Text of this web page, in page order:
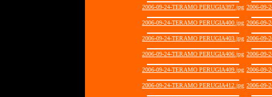
2006-09-24-TERAMO PERUGIA397.jpg 2006-09-
2006-09-24-TERAMO PERUGIA400.jpg 2006-09-
2006-09-24-TERAMO PERUGIA403.jpg 2006-09-
2006-09-24-TERAMO PERUGIA406.jpg 2006-09-
2006-09-24-TERAMO PERUGIA409.jpg 2006-09-
2006-09-24-TERAMO PERUGIA412.jpg 2006-09-